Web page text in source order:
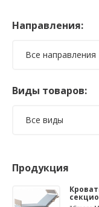
Направления:
Все направления
Виды товаров:
Все виды
Продукция